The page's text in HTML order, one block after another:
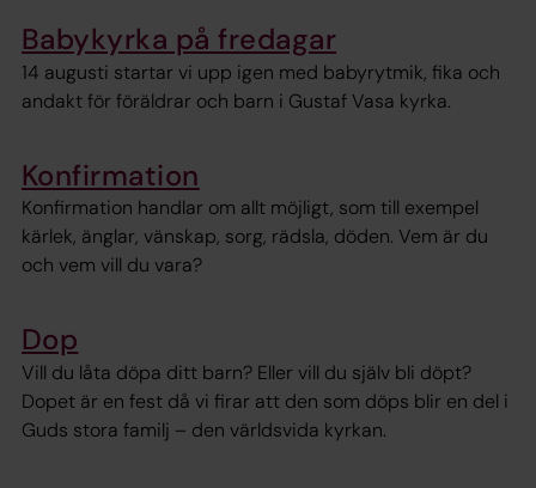
Babykyrka på fredagar
14 augusti startar vi upp igen med babyrytmik, fika och
andakt för föräldrar och barn i Gustaf Vasa kyrka.
Konfirmation
Konfirmation handlar om allt möjligt, som till exempel
kärlek, änglar, vänskap, sorg, rädsla, döden. Vem är du
och vem vill du vara?
Dop
Vill du låta döpa ditt barn? Eller vill du själv bli döpt?
Dopet är en fest då vi firar att den som döps blir en del i
Guds stora familj – den världsvida kyrkan.